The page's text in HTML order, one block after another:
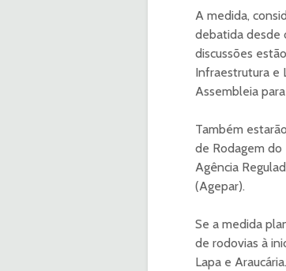
A medida,
debatida desde
discussões
Infraestrutura e
Assembleia
Também
de Rodagem do
Agência
(Agepar).
Se a medida
de rodovias à
Lapa e